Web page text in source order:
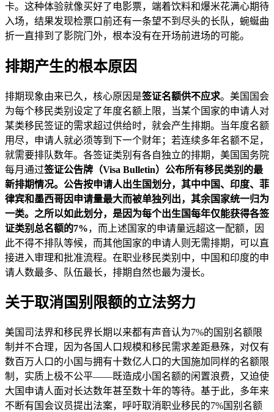
卡。这种体验就像买好了电影票，端着饮料和爆米花满心期待
入场，结果发现检票口前还有一条望不到尽头的长队，蜿蜒曲
折一直排到了影院门外，根本没有在开场前进场的可能。
排期产生的根本原因
排期现象由来已久，核心原因是签证名额供不应求。美国国会
为每个移民类别设定了年度名额上限，当某个国家的申请人对
某类移民签证的需求超过供给时，就会产生排期。当年度名额
用尽，申请人就必须等到下一个财年；若连续多年名额不足，
就需要排队数年。各签证类别有各自独立的排期，美国国务院
每月通过签证公告牌（Visa Bulletin） 公布所有移民类别的最
新排期情况。公告按申请人出生国划分，其中中国、印度、菲
律宾和墨西哥因申请量最大而被单独列出，其余国家统一归为
一类。之所以如此划分，是因为每个出生国每年仅能获得各签
证类别总名额的7%，而上述国家的申请量远超这一配额，因
此不得不排队等候，而其他国家的申请人则无需排期，可以直
接进入审理和批准流程。在职业移民类别中，中国和印度的申
请人数最多、队伍最长，排期自然也最为漫长。
关于取消国别限额的立法努力
美国司法界和移民界长期以来都有声音认为7%的国别名额限
制并不合理，因为各国人口规模和移民需求差距悬殊，对仅有
数百万人口的小国与拥有十数亿人口的大国施加同样的名额限
制，实质上极不公平——既造成小国名额的闲置浪费，又迫使
大国申请人面对长达数年甚至数十年的等待。基于此，多年来
不断有国会议员提出法案，呼吁取消职业移民的7%国别名额